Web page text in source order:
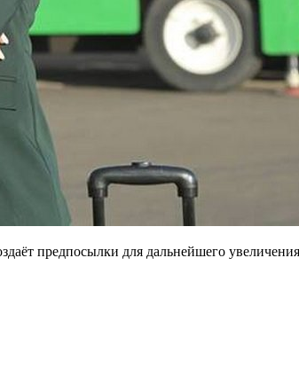
предпосылки для дальнейшего